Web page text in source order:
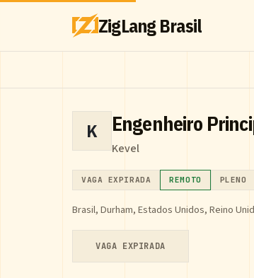
ZigLang Brasil
K Engenheiro
Kevel
VAGA EXPIRADA REMOTO PLENO
Brasil, Durham, Estados Unidos, Reino
VAGA EXPIRADA